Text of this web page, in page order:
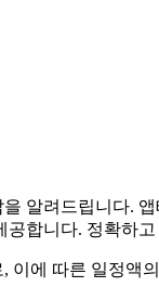
을 알려드립니다.
합니다. 정확하
이에 따른 일정액